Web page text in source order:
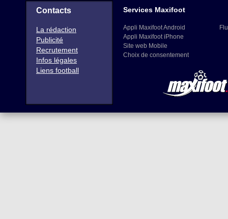
Contacts
La rédaction
Publicité
Recrutement
Infos légales
Liens football
Services Maxifoot
Appli Maxifoot Android
Appli Maxifoot iPhone
Site web Mobile
Choix de consentement